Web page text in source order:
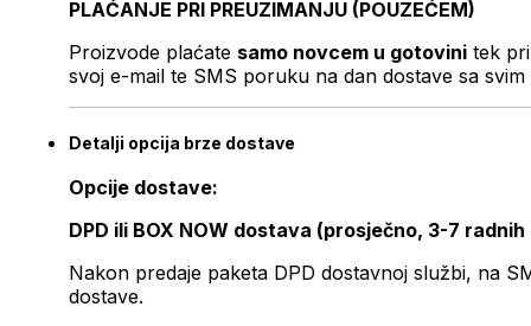
PLAĆANJE PRI PREUZIMANJU (POUZEĆEM)
Proizvode plaćate samo novcem u gotovini tek
svoj e-mail te SMS poruku na dan dostave sa svim
Detalji opcija brze dostave
Opcije dostave:
DPD ili BOX NOW dostava (prosječno, 3-7 radnih
Nakon predaje paketa DPD dostavnoj službi, na
dostave.